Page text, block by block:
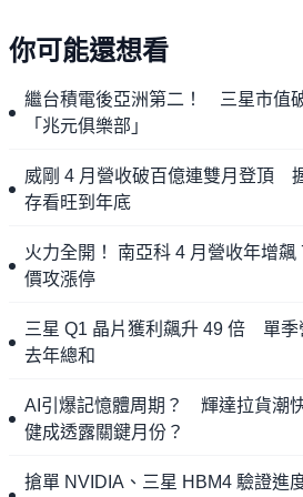
你可能還想看
繼台積電後亞洲第二！ 三星市值
「兆元俱樂部」
威剛 4 月營收破百億連雙月登頂
存看旺到年底
火力全開！ 南亞科 4 月營收年增
價攻漲停
三星 Q1 晶片獲利飆升 49 倍 單季
去年總和
AI引爆記憶體周期？ 輝達拉貨潮
健成透露關鍵月份？
搶單 NVIDIA、三星 HBM4 驗證